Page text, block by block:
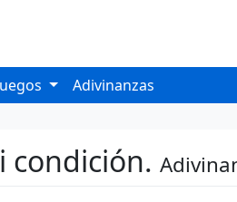
Adivinanzas
condición.